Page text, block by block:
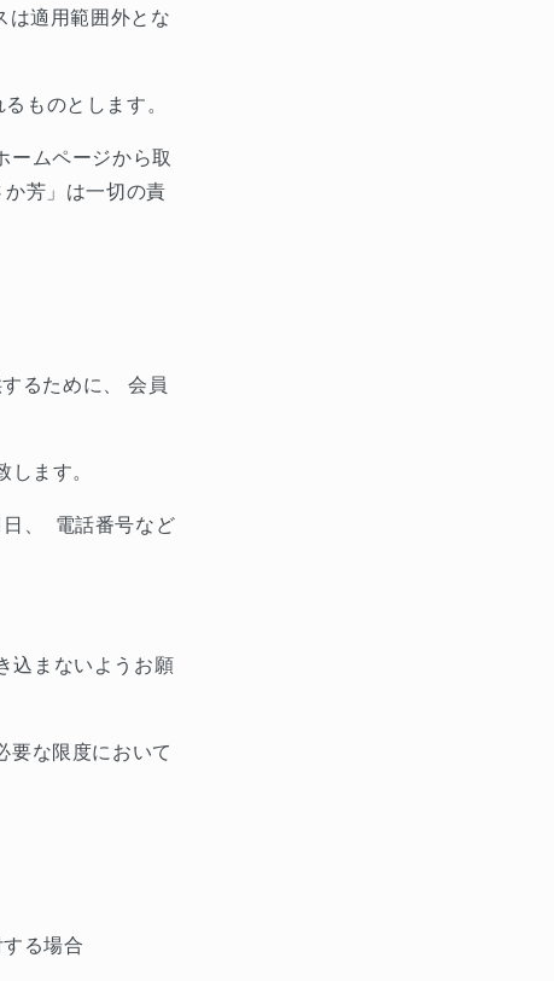
適用範囲外とな
ものとします。
ームページから取
芳」は一切の責
るために、 会員
ます。
、
電話番号など
込まないようお願
要な限度において
る場合